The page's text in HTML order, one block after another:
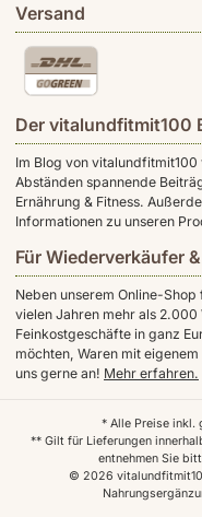
Versand
Der vitalundfitmit100
Im Blog von
Abständen spannende
Ernährung & Fitness.
Informationen zu unseren
Für Wiederverkäufer
Neben unserem Online-
vielen Jahren mehr als
Feinkostgeschäfte in ganz
möchten, Waren mit
uns gerne an! Mehr erfahren.
© 2026
* Alle Preise inkl.
** Gilt für Lieferungen
entnehmen Sie